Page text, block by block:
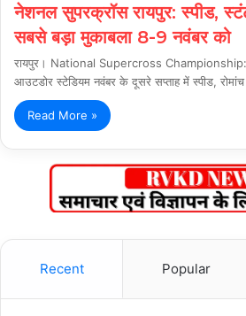
नेशनल सुपरक्रॉस रायपुर: स्पीड,
सबसे बड़ा मुकाबला 8-9 नवंबर को
रायपुर। National Supercross Championship:
आउटडोर स्टेडियम नवंबर के दूसरे सप्ताह में स्पीड,
Read More »
Recent Popular